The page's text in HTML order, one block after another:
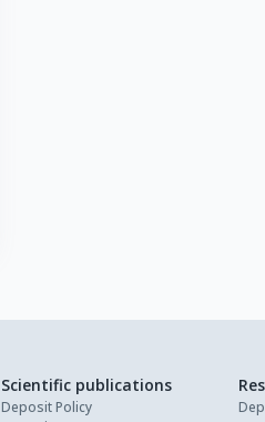
Scientific publications
Deposit Policy